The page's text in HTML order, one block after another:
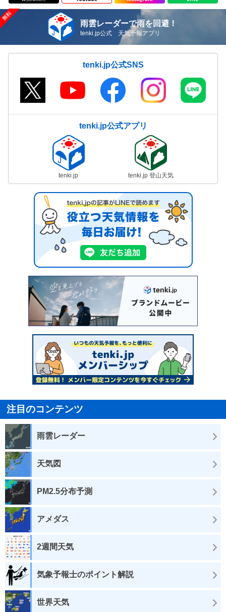
雨雲レーダーで雨を回避！
tenki.jp公式 天気予報アプリ
tenki.jp公式SNS
tenki.jp公式アプリ
tenki.jp tenki.jp 登山天気
注目のコンテンツ
雨雲レーダー
天気図
PM2.5分布予測
アメダス
2週間天気
気象予報士のポイント解説
世界天気